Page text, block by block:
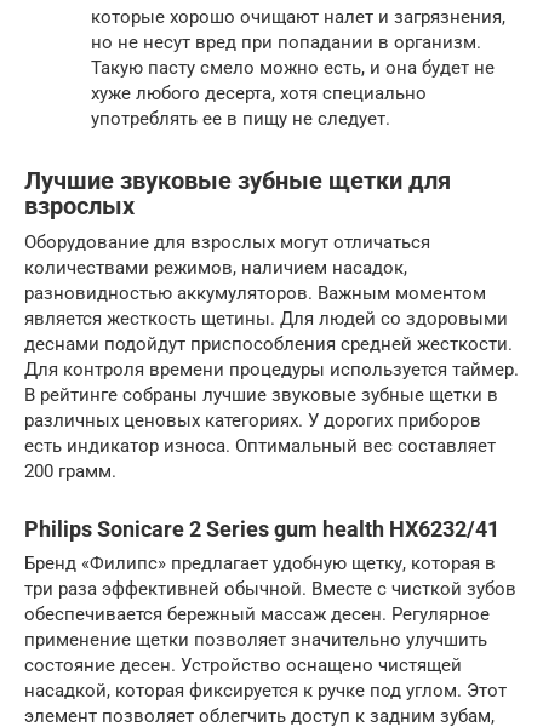
которые хорошо очищают налет и загрязнения,
но не несут вред при попадании в организм.
Такую пасту смело можно есть, и она будет не
хуже любого десерта, хотя специально
употреблять ее в пищу не следует.
Лучшие звуковые зубные щетки для
взрослых
Оборудование для взрослых могут отличаться
количествами режимов, наличием насадок,
разновидностью аккумуляторов. Важным моментом
является жесткость щетины. Для людей со здоровыми
деснами подойдут приспособления средней жесткости.
Для контроля времени процедуры используется таймер.
В рейтинге собраны лучшие звуковые зубные щетки в
различных ценовых категориях. У дорогих приборов
есть индикатор износа. Оптимальный вес составляет
200 грамм.
Philips Sonicare 2 Series gum health HX6232/41
Бренд «Филипс» предлагает удобную щетку, которая в
три раза эффективней обычной. Вместе с чисткой зубов
обеспечивается бережный массаж десен. Регулярное
применение щетки позволяет значительно улучшить
состояние десен. Устройство оснащено чистящей
насадкой, которая фиксируется к ручке под углом. Этот
элемент позволяет облегчить доступ к задним зубам,